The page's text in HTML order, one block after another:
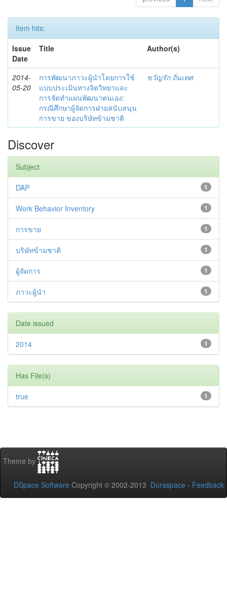
Item hits:
Issue
Date
Title Author(s)
2014-
05-20
การพัฒนาภาวะผู้นำโดยการใช้
แบบประเมินทางจิตวิทยาและ
การจัดทำแผนพัฒนาตนเอง:
กรณีศึกษาผู้จัดการฝ่ายสนับสนุน
การขาย ของบริษัทข้ามชาติ
ขวัญรัก ถิ่นเทศ
Discover
Subject
1
DAP
1
Work Behavior Inventory
1
การขาย
1
บริษัทข้ามชาติ
1
ผู้จัดการ
1
ภาวะผู้นำ
Date issued
1
2014
Has File(s)
1
true
Theme by
DSpace Software Copyright © 2002-2013 Duraspace - Feedback